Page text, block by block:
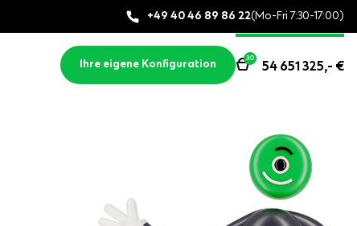
+49 40 46 89 86 22(Mo-Fri 7:30-17:00)
Ihre eigene Konfiguration 54 651 325,- €
30